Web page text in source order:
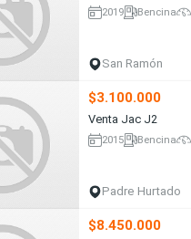
2019 Bencina
San Ramón
$3.100.000
Venta Jac J2
2015 Bencina
Padre Hurtado
$8.450.000